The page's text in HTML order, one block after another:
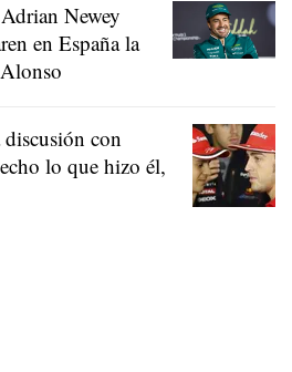
Newey
en España la
con
lo que hizo él,